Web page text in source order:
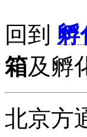
回到 孵
箱及孵
北京方